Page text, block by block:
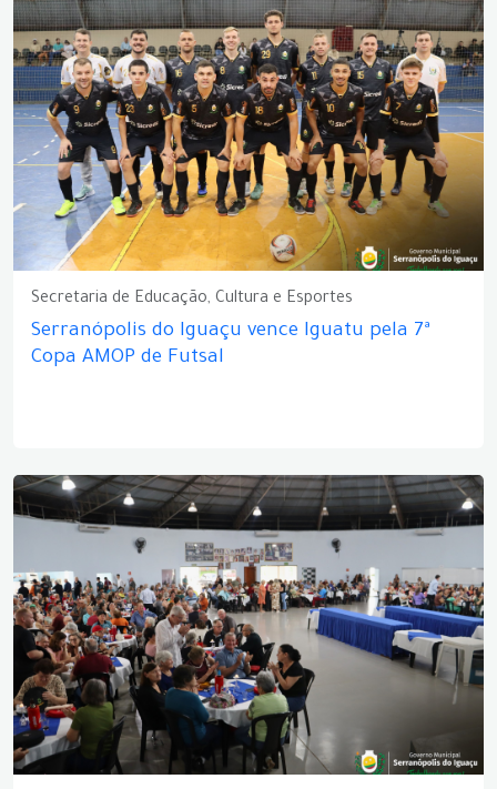
Secretaria de Educação, Cultura e Esportes
Serranópolis do Iguaçu vence Iguatu pela 7ª
Copa AMOP de Futsal